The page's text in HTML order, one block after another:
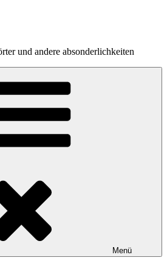
und andere absonderlichkeiten
Menü